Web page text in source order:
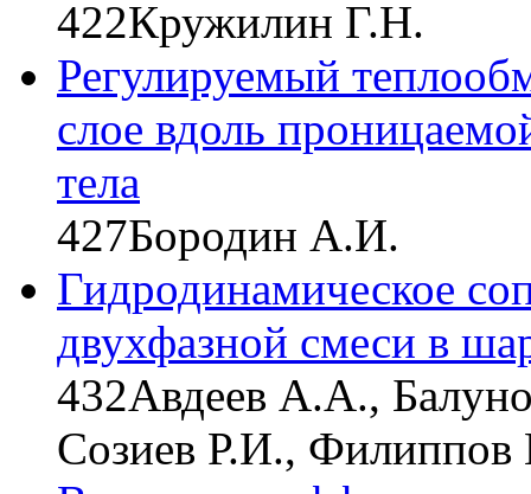
422Кружилин Г.Н.
Регулируемый
слое вдоль
тела
427Бородин А.И.
Гидродинамическое
двухфазной смеси в
432Авдеев А.А.,
Созиев Р.И., Филиппов